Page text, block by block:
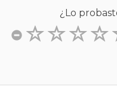
¿Lo